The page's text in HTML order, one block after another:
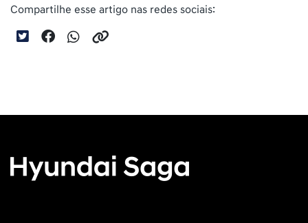
Compartilhe esse artigo nas redes sociais: